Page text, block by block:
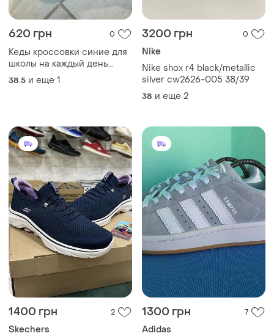
620 грн 0
Кеды кроссовки синие для
школы на каждый день
удобные ультрамарин на
шнуровке
38.5 и еще 1
3200 грн 0
Nike
Nike shox r4 black/metallic
silver cw2626-005 38/39
38 и еще 2
1400 грн 2
Skechers
1300 грн 7
Adidas